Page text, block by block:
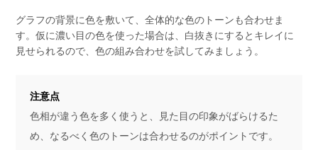
グラフの背景に色を敷いて、全体的な色のトーンも合わせま
す。仮に濃い目の色を使った場合は、白抜きにするとキレイに
見せられるので、色の組み合わせを試してみましょう。
注意点
色相が違う色を多く使うと、見た目の印象がばらけるた
め、なるべく色のトーンは合わせるのがポイントです。